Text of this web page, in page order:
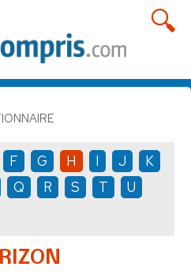
F G H I J
K
Q R S T
U